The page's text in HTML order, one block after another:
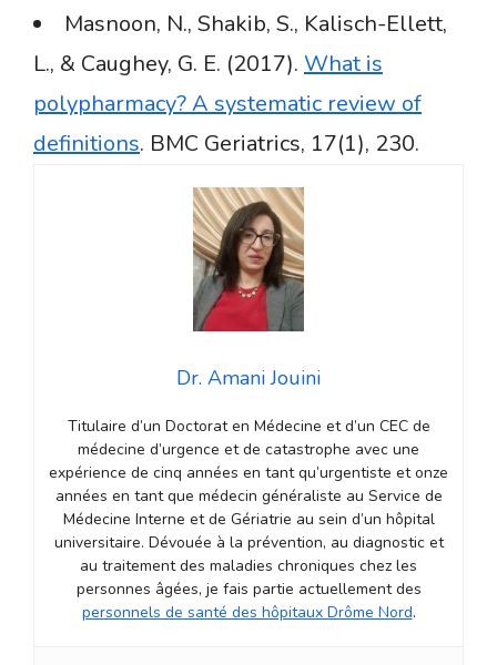
Masnoon, N., Shakib, S., Kalisch-Ellett,
L., & Caughey, G. E. (2017). What is
polypharmacy? A systematic review of
definitions. BMC Geriatrics, 17(1), 230.
Dr. Amani Jouini
Titulaire d’un Doctorat en Médecine et d’un CEC de
médecine d’urgence et de catastrophe avec une
expérience de cinq années en tant qu’urgentiste et onze
années en tant que médecin généraliste au Service de
Médecine Interne et de Gériatrie au sein d’un hôpital
universitaire. Dévouée à la prévention, au diagnostic et
au traitement des maladies chroniques chez les
personnes âgées, je fais partie actuellement des
personnels de santé des hôpitaux Drôme Nord.